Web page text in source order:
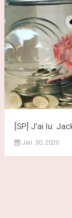
[SP] J’ai lu:
Jan. 30, 2020